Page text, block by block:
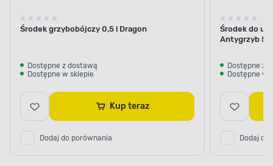
Środek grzybobójczy 0,5 l Dragon
Dostępne z dostawą
Dostępne w sklepie
Kup teraz
Dodaj do porównania
Środek do
Antygrzyb 5 l
Dostępne z
Dostępne w
Dodaj do